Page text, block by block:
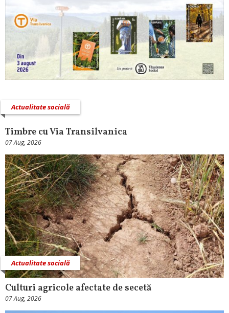
Actualitate socială
Timbre cu Via Transilvanica
07 Aug, 2026
Actualitate socială
Culturi agricole afectate de secetă
07 Aug, 2026